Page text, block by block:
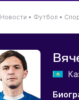
Новости • Футбол •